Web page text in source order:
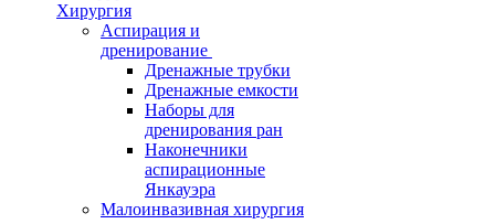
Хирургия
Аспирация и
дренирование
Дренажные трубки
Дренажные емкости
Наборы для
дренирования ран
Наконечники
аспирационные
Янкауэра
Малоинвазивная хирургия